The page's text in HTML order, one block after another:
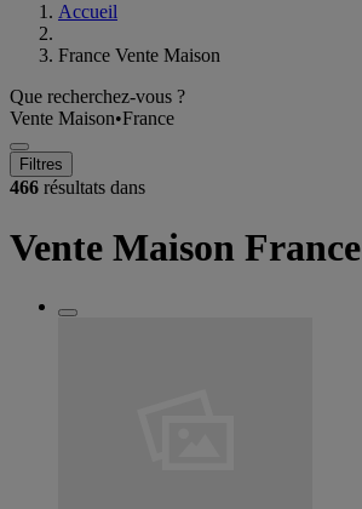
Accueil
France Vente Maison
Que recherchez-vous ?
Vente Maison•France
Filtres
466 résultats dans
Vente Maison France